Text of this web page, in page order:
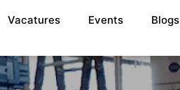
Vacatures Events
Blogs